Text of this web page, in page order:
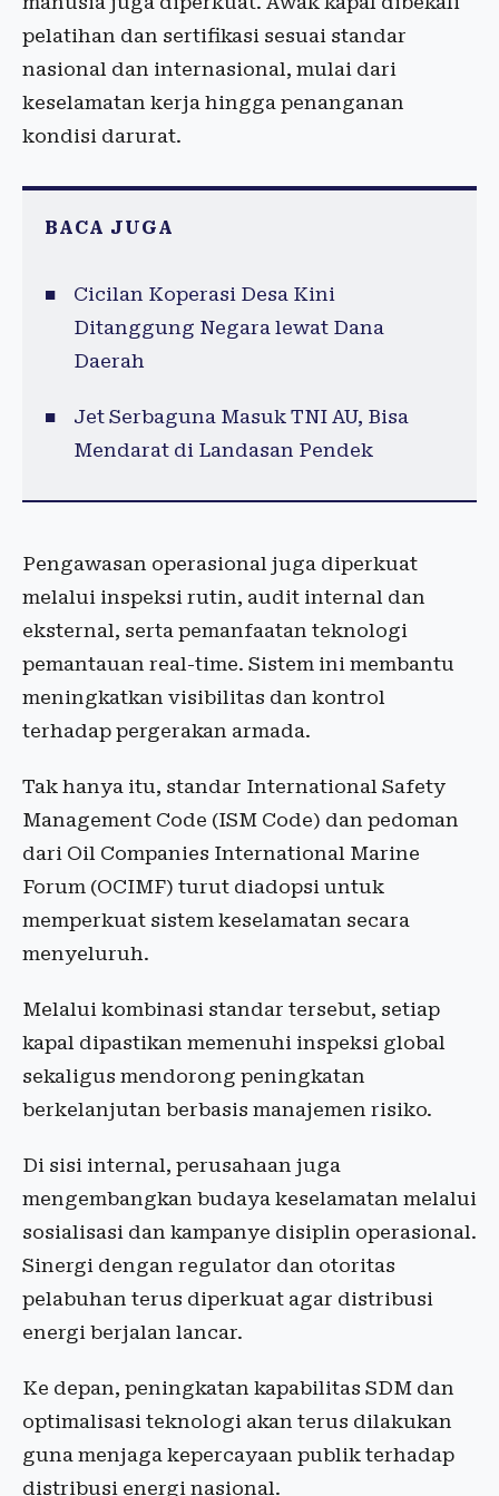
pelatihan dan sertifikasi sesuai standar
nasional dan internasional, mulai dari
keselamatan kerja hingga penanganan
kondisi darurat.
BACA JUGA
Cicilan Koperasi Desa Kini
Ditanggung Negara lewat Dana
Daerah
Jet Serbaguna Masuk TNI AU, Bisa
Mendarat di Landasan Pendek
Pengawasan operasional juga diperkuat
melalui inspeksi rutin, audit internal dan
eksternal, serta pemanfaatan teknologi
pemantauan real-time. Sistem ini membantu
meningkatkan visibilitas dan kontrol
terhadap pergerakan armada.
Tak hanya itu, standar International Safety
Management Code (ISM Code) dan pedoman
dari Oil Companies International Marine
Forum (OCIMF) turut diadopsi untuk
memperkuat sistem keselamatan secara
menyeluruh.
Melalui kombinasi standar tersebut, setiap
kapal dipastikan memenuhi inspeksi global
sekaligus mendorong peningkatan
berkelanjutan berbasis manajemen risiko.
Di sisi internal, perusahaan juga
mengembangkan budaya keselamatan melalui
sosialisasi dan kampanye disiplin operasional.
Sinergi dengan regulator dan otoritas
pelabuhan terus diperkuat agar distribusi
energi berjalan lancar.
Ke depan, peningkatan kapabilitas SDM dan
optimalisasi teknologi akan terus dilakukan
guna menjaga kepercayaan publik terhadap
distribusi energi nasional.